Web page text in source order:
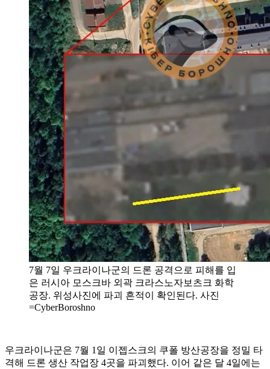
7월 7일 우크라이나군의 드론 공격으로 피해를 입
은 러시아 모스크바 외곽 크라스노자보츠크 화학
공장. 위성사진에 파괴 흔적이 확인된다. 사진
=CyberBoroshno
우크라이나군은 7월 1일 이젭스크의 쿠폴 방산공장을 정밀 타
격해 드론 생산 작업장 4곳을 파괴했다. 이어 같은 달 4일에는